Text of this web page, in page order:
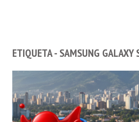
ETIQUETA - SAMSUNG